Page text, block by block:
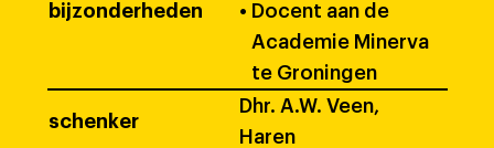
bijzonderheden
• Docent aan de
Academie Minerva
te Groningen
schenker
Dhr. A.W. Veen,
Haren